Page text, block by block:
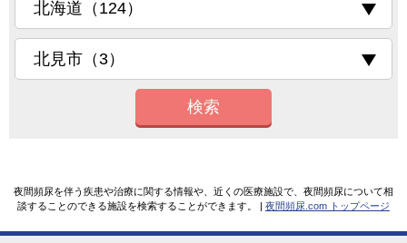
検索
夜間頻尿を伴う疾患や治療に関する情報や、近くの医療施設で、夜間頻尿について相
談することのできる施設を検索することができます。 | 夜間頻尿.com トップページ